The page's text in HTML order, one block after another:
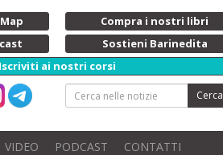
Compra i nostri libri
Sostieni Barinedita
Iscriviti ai nostri corsi
Cerca
VIDEO PODCAST CONTATTI